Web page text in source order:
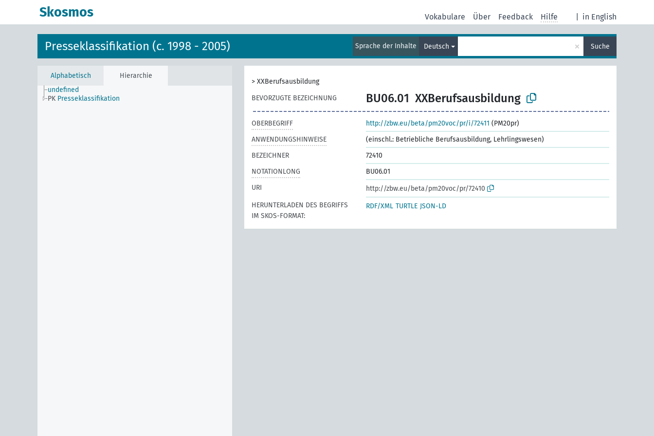
Skosmos in English
Vokabulare Über Feedback Hilfe
Presseklassifikation (c. 1998 - 2005) Sprache der Inhalte Deutsch × Suche
Alphabetisch
Hierarchie
undefined
PK Presseklassifikation
> XXBerufsausbildung
BEVORZUGTE BEZEICHNUNG
BU06.01 XXBerufsausbildung
OBERBEGRIFF http://zbw.eu/beta/pm20voc/pr/i/72411 (PM20pr)
ANWENDUNGSHINWEISE
(einschl.: Betriebliche Berufsausbildung, Lehrlingswesen)
BEZEICHNER
72410
NOTATIONLONG
BU06.01
URI
http://zbw.eu/beta/pm20voc/pr/72410
HERUNTERLADEN DES BEGRIFFS
IM SKOS-FORMAT:
RDF/XML TURTLE JSON-LD